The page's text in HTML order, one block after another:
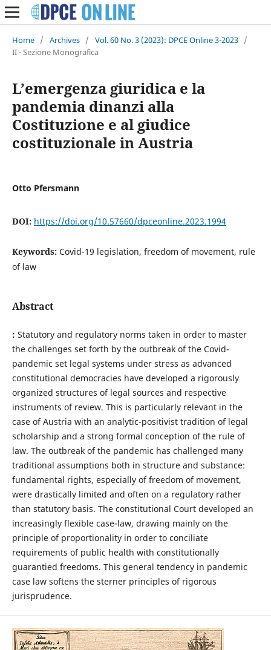
Home / Archives / Vol. 60 No. 3 (2023): DPCE Online 3-2023 /
II - Sezione Monografica
L’emergenza giuridica e la
pandemia dinanzi alla
Costituzione e al giudice
costituzionale in Austria
Otto Pfersmann
DOI: https://doi.org/10.57660/dpceonline.2023.1994
Keywords: Covid-19 legislation, freedom of movement, rule
of law
Abstract
: Statutory and regulatory norms taken in order to master
the challenges set forth by the outbreak of the Covid-
pandemic set legal systems under stress as advanced
constitutional democracies have developed a rigorously
organized structures of legal sources and respective
instruments of review. This is particularly relevant in the
case of Austria with an analytic-positivist tradition of legal
scholarship and a strong formal conception of the rule of
law. The outbreak of the pandemic has challenged many
traditional assumptions both in structure and substance:
fundamental rights, especially of freedom of movement,
were drastically limited and often on a regulatory rather
than statutory basis. The constitutional Court developed an
increasingly flexible case-law, drawing mainly on the
principle of proportionality in order to conciliate
requirements of public health with constitutionally
guarantied freedoms. This general tendency in pandemic
case law softens the sterner principles of rigorous
jurisprudence.